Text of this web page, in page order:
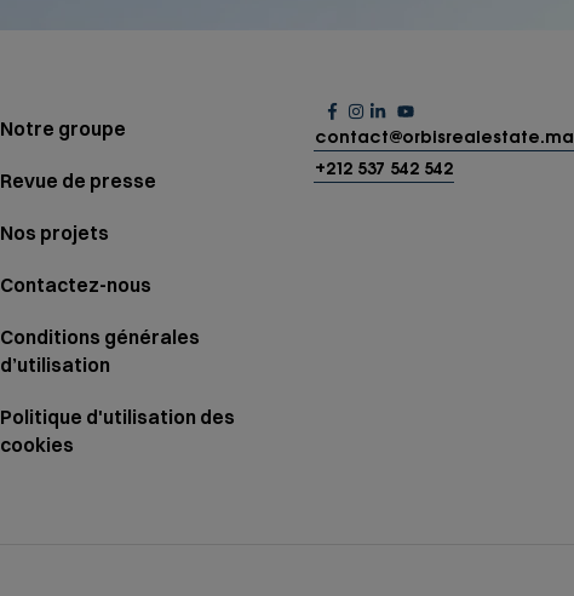
Notre groupe
Revue de presse
Nos projets
Contactez-nous
Conditions générales
d’utilisation
Politique d'utilisation des
cookies
contact@orbisrealestate.ma
+212 537 542 542